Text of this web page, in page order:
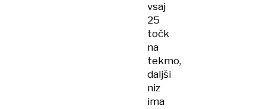
vsaj
25
točk
na
tekmo,
daljši
niz
ima